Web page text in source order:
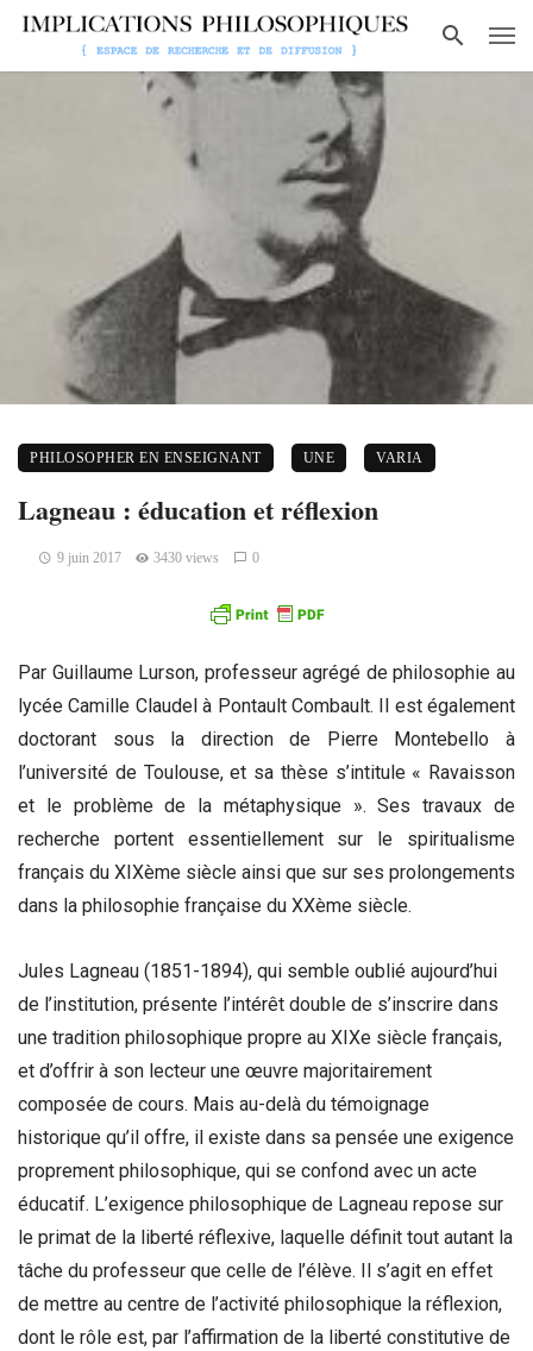
PHILOSOPHER EN ENSEIGNANT UNE VARIA
Lagneau : éducation et réflexion
9 juin 2017 3430 views 0
Par Guillaume Lurson, professeur agrégé de philosophie au
lycée Camille Claudel à Pontault Combault. Il est également
doctorant sous la direction de Pierre Montebello à
l’université de Toulouse, et sa thèse s’intitule « Ravaisson
et le problème de la métaphysique ». Ses travaux de
recherche portent essentiellement sur le spiritualisme
français du XIXème siècle ainsi que sur ses prolongements
dans la philosophie française du XXème siècle.
Jules Lagneau (1851-1894), qui semble oublié aujourd’hui
de l’institution, présente l’intérêt double de s’inscrire dans
une tradition philosophique propre au XIXe siècle français,
et d’offrir à son lecteur une œuvre majoritairement
composée de cours. Mais au-delà du témoignage
historique qu’il offre, il existe dans sa pensée une exigence
proprement philosophique, qui se confond avec un acte
éducatif. L’exigence philosophique de Lagneau repose sur
le primat de la liberté réflexive, laquelle définit tout autant la
tâche du professeur que celle de l’élève. Il s’agit en effet
de mettre au centre de l’activité philosophique la réflexion,
dont le rôle est, par l’affirmation de la liberté constitutive de